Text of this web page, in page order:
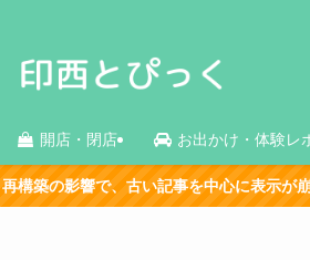
開店・閉店 お出かけ・体験レ
で、古い記事を中心に表示が崩れている